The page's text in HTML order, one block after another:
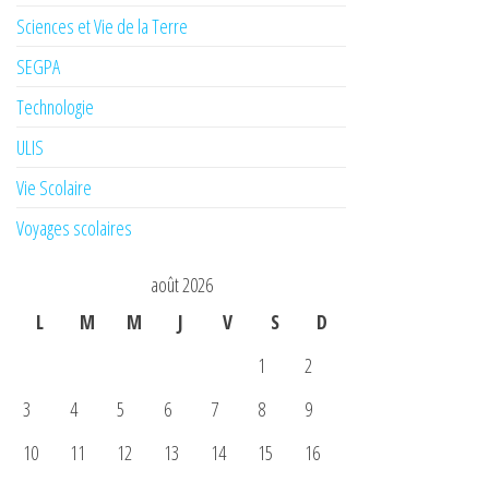
Sciences et Vie de la Terre
SEGPA
Technologie
ULIS
Vie Scolaire
Voyages scolaires
août 2026
L
M M J V S
D
1
2
3
4 5 6 7 8
9
10
11 12 13 14 15
16